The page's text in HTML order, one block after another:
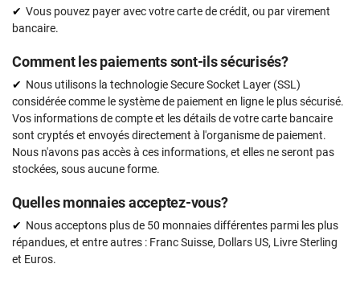
Vous pouvez payer avec votre carte de crédit, ou par virement
bancaire.
Comment les paiements sont-ils sécurisés?
Nous utilisons la technologie Secure Socket Layer (SSL)
considérée comme le système de paiement en ligne le plus sécurisé.
Vos informations de compte et les détails de votre carte bancaire
sont cryptés et envoyés directement à l'organisme de paiement.
Nous n'avons pas accès à ces informations, et elles ne seront pas
stockées, sous aucune forme.
Quelles monnaies acceptez-vous?
Nous acceptons plus de 50 monnaies différentes parmi les plus
répandues, et entre autres : Franc Suisse, Dollars US, Livre Sterling
et Euros.